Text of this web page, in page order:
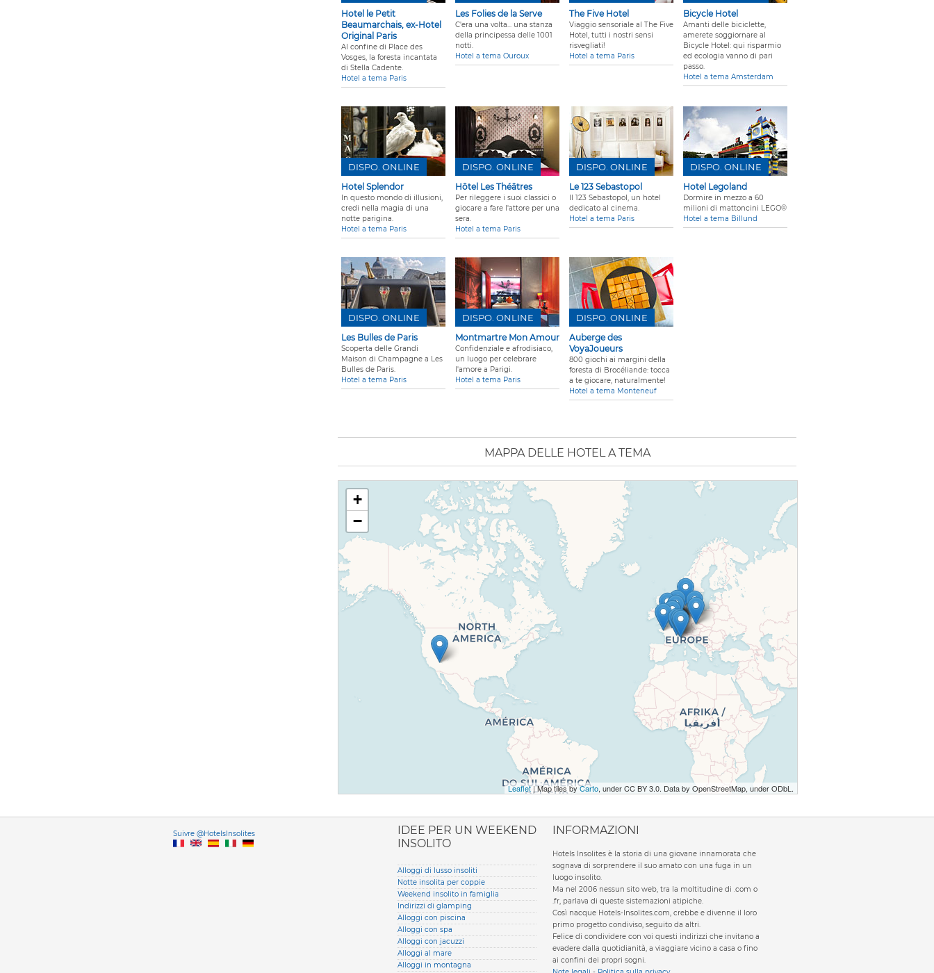
Hotel le Petit
Beaumarchais, ex-Hotel
Original Paris
Al confine di Place des
Vosges, la foresta incantata
di Stella Cadente.
Hotel a tema Paris
Les Folies de la Serve
C'era una volta... una stanza
della principessa delle 1001
notti.
Hotel a tema Ouroux
The Five Hotel
Viaggio sensoriale al The Five
Hotel, tutti i nostri sensi
risvegliati!
Hotel a tema Paris
Bicycle Hotel
Amanti delle biciclette,
amerete soggiornare al
Bicycle Hotel: qui risparmio
ed ecologia vanno di pari
passo.
Hotel a tema Amsterdam
Hotel Splendor
In questo mondo di illusioni,
credi nella magia di una
notte parigina.
Hotel a tema Paris
DISPO. ONLINE
Hôtel Les Théâtres
Per rileggere i suoi classici o
giocare a fare l'attore per una
sera.
Hotel a tema Paris
DISPO. ONLINE
Le 123 Sebastopol
Il 123 Sebastopol, un hotel
dedicato al cinema.
Hotel a tema Paris
DISPO. ONLINE
Hotel Legoland
Dormire in mezzo a 60
milioni di mattoncini LEGO®
Hotel a tema Billund
DISPO. ONLINE
Les Bulles de Paris
Scoperta delle Grandi
Maison di Champagne a Les
Bulles de Paris.
Hotel a tema Paris
DISPO. ONLINE
Montmartre Mon Amour
Confidenziale e afrodisiaco,
un luogo per celebrare
l'amore a Parigi.
Hotel a tema Paris
DISPO. ONLINE
Auberge des
VoyaJoueurs
800 giochi ai margini della
foresta di Brocéliande: tocca
a te giocare, naturalmente!
Hotel a tema Monteneuf
DISPO. ONLINE
MAPPA DELLE HOTEL A TEMA
+
−
Leaflet| Map tiles byCarto, under CC BY 3.0. Data by OpenStreetMap, under ODbL.
Suivre @HotelsInsolitesVersione italiana
IDEE PER UN WEEKEND
INSOLITO
Alloggi di lusso insoliti
Notte insolita per coppie
Weekend insolito in famiglia
Indirizzi di glamping
Alloggi con piscina
Alloggi con spa
Alloggi con jacuzzi
Alloggi al mare
Alloggi in montagna
INFORMAZIONI
Hotels Insolites è la storia di una giovane innamorata che
sognava di sorprendere il suo amato con una fuga in un
luogo insolito.
Ma nel 2006 nessun sito web, tra la moltitudine di .com o
.fr, parlava di queste sistemazioni atipiche.
Così nacque Hotels-Insolites.com, crebbe e divenne il loro
primo progetto condiviso, seguito da altri.
Felice di condividere con voi questi indirizzi che invitano a
evadere dalla quotidianità, a viaggiare vicino a casa o fino
ai confini dei propri sogni.